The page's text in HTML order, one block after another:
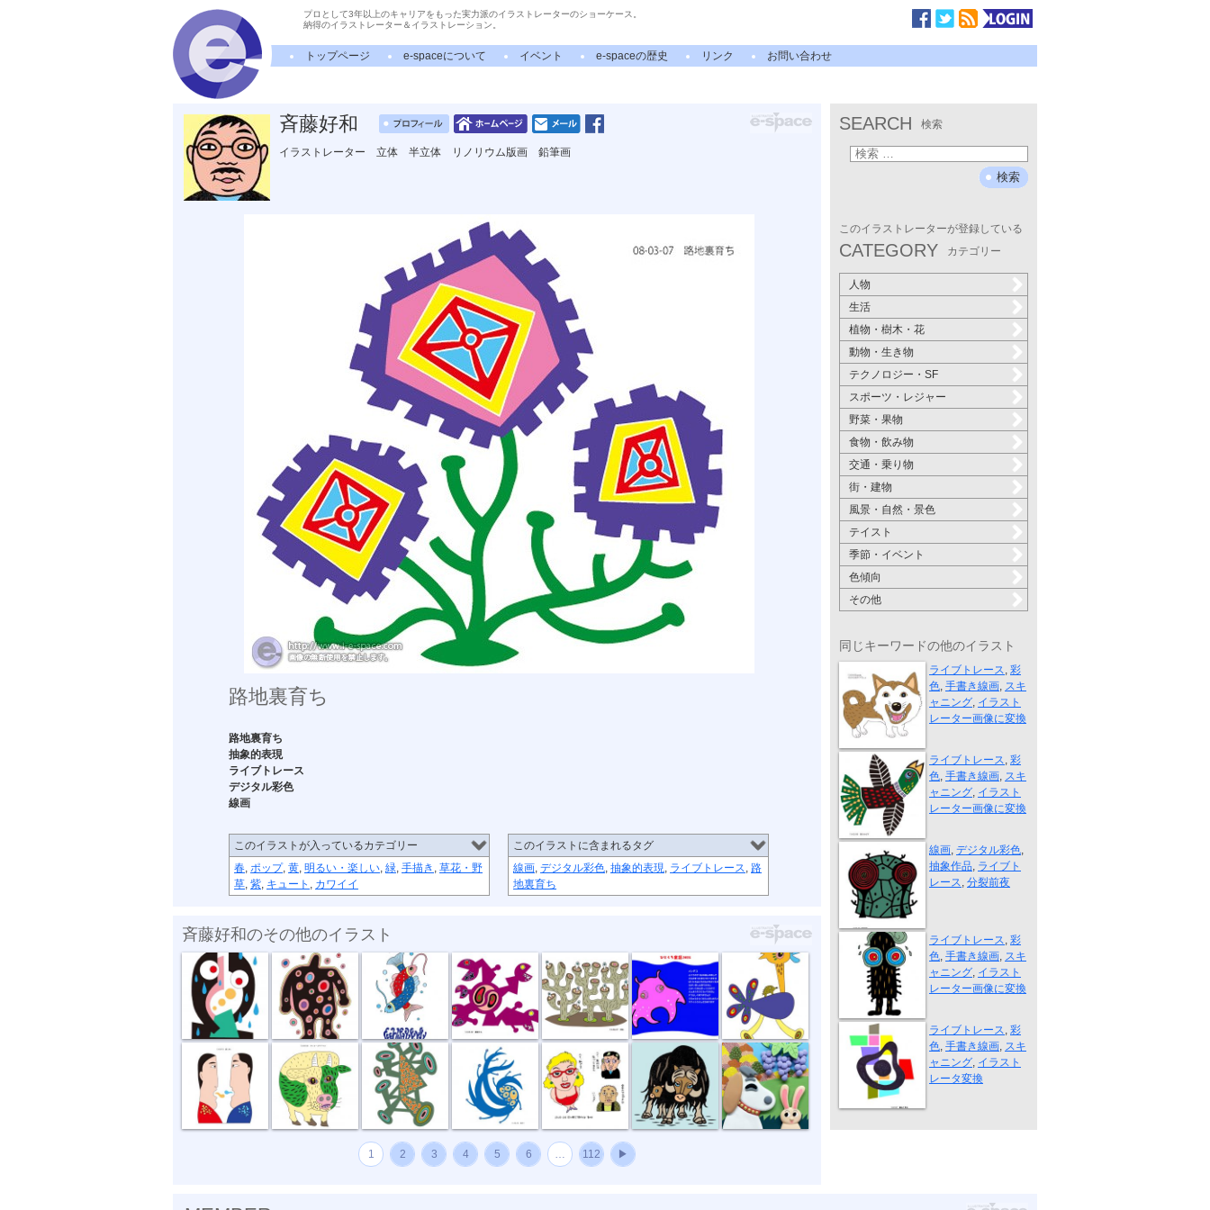
プロとして3年以上のキャリアをもった実力派のイラストレーターのショーケース。
納得のイラストレーター＆イラストレーション。
トップページ e-spaceについて イベント e-spaceの歴史 リンク お問い合わせ
斉藤好和
イラストレーター 立体 半立体 リノリウム版画 鉛筆画
路地裏育ち
路地裏育ち
抽象的表現
ライブトレース
デジタル彩色
線画
このイラストが入っているカテゴリー
春, ポップ, 黄, 明るい・楽しい, 緑, 手描き , 草花・野
草, 紫, キュート , カワイイ
このイラストに含まれるタグ
線画, デジタル彩色, 抽象的表現, ライブトレース, 路
地裏育ち
斉藤好和のその他のイラスト
傘がない 正体不明 深海の恋 草原タクシー
話し合い オハヨーゴザ... 噂の出所 風祭り ハイ私です。 ジャコウウシ しちのすけa
1 2 3 4 5 6 … 112 ▶
SEARCH 検索
このイラストレーターが登録している
CATEGORY カテゴリー
人物
生活
植物・樹木・花
動物・生き物
テクノロジー・SF
スポーツ・レジャー
野菜・果物
食物・飲み物
交通・乗り物
街・建物
風景・自然・景色
テイスト
季節・イベント
色傾向
その他
同じキーワードの他のイラスト
そろそろおや...
ライブトレース, 彩
色, 手書き線画, スキ
ャニング, イラスト
レーター画像に変換
星をめざす
ライブトレース, 彩
色, 手書き線画, スキ
ャニング, イラスト
レーター画像に変換
分裂前夜
線画, デジタル彩色,
抽象作品, ライブト
レース, 分裂前夜
ビックリした...
ライブトレース, 彩
色, 手書き線画, スキ
ャニング, イラスト
レーター画像に変換
重ねてみる
ライブトレース, 彩
色, 手書き線画, スキ
ャニング, イラスト
レータ変換